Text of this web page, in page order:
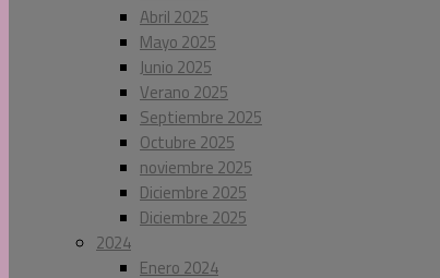
Abril 2025
Mayo 2025
Junio 2025
Verano 2025
Septiembre 2025
Octubre 2025
noviembre 2025
Diciembre 2025
Diciembre 2025
2024
Enero 2024